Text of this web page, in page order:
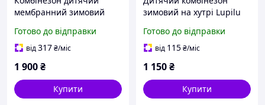
мембранний зимовий
роки (98см)
Готово до відправки
від317₴/міс
1 900₴
Купити
зимовий на хутрі Lupilu
Готово до відправки
від 115₴/міс
1 150₴
Купити